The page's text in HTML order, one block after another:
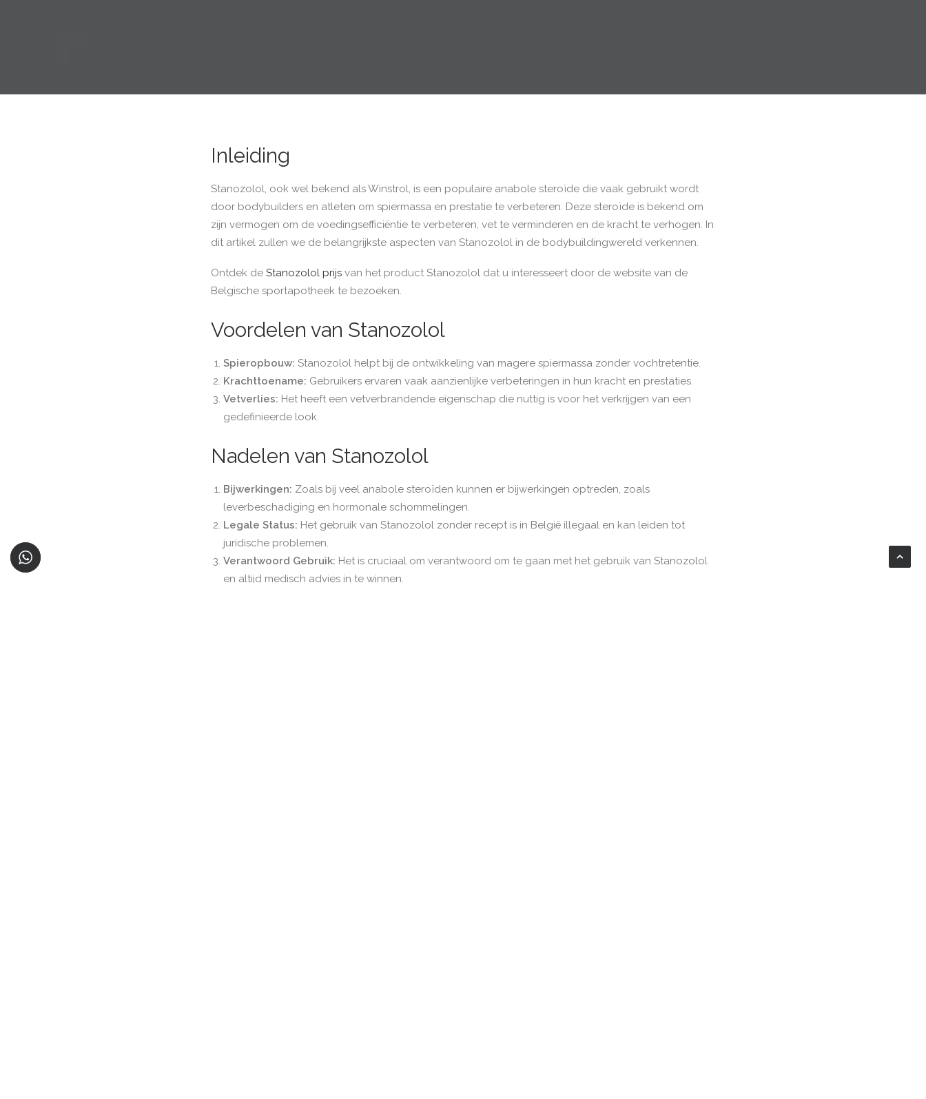
Inleiding
Stanozolol, ook wel bekend als Winstrol, is een populaire anabole steroïde die vaak gebruikt wordt
door bodybuilders en atleten om spiermassa en prestatie te verbeteren. Deze steroïde is bekend om
zijn vermogen om de voedingsefficiëntie te verbeteren, vet te verminderen en de kracht te verhogen. In
dit artikel zullen we de belangrijkste aspecten van Stanozolol in de bodybuildingwereld verkennen.
Ontdek de Stanozolol prijs van het product Stanozolol dat u interesseert door de website van de
Belgische sportapotheek te bezoeken.
Voordelen van Stanozolol
Spieropbouw: Stanozolol helpt bij de ontwikkeling van magere spiermassa zonder vochtretentie.
Krachttoename: Gebruikers ervaren vaak aanzienlijke verbeteringen in hun kracht en prestaties.
Vetverlies: Het heeft een vetverbrandende eigenschap die nuttig is voor het verkrijgen van een
gedefinieerde look.
Nadelen van Stanozolol
Bijwerkingen: Zoals bij veel anabole steroïden kunnen er bijwerkingen optreden, zoals
leverbeschadiging en hormonale schommelingen.
Legale Status: Het gebruik van Stanozolol zonder recept is in België illegaal en kan leiden tot
juridische problemen.
Verantwoord Gebruik: Het is cruciaal om verantwoord om te gaan met het gebruik van Stanozolol
en altijd medisch advies in te winnen.